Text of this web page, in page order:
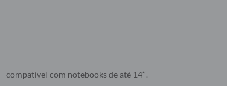
com notebooks de até 14’’.